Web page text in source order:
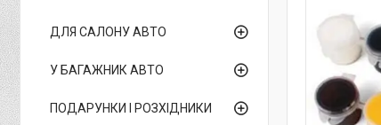
ДЛЯ САЛОНУ АВТО
У БАГАЖНИК АВТО
ПОДАРУНКИ І РОЗХІДНИКИ